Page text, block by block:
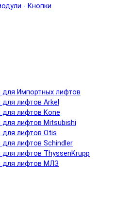
- Кнопки
для Импортных лифтов
для лифтов Arkel
для лифтов Kone
для лифтов Mitsubishi
для лифтов Otis
для лифтов Schindler
для лифтов ThyssenKrupp
для лифтов МЛЗ